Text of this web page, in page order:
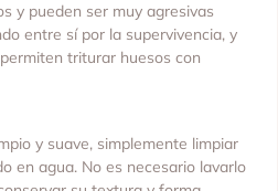
y pueden ser muy agresivas
entre sí por la supervivencia, y
triturar huesos con
y suave, simplemente limpiar
en agua. No es necesario lavarlo